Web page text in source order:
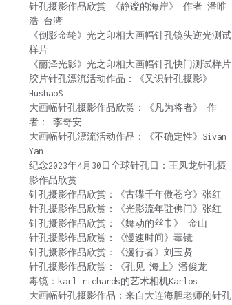
针孔摄影作品欣赏 《静谧的海岸》 作者 潘唯
浩 台湾
《倒影金轮》光之印相大画幅针孔镜头逆光测试
样片
《丽泽光影》光之印相大画幅针孔快门测试样片
胶片针孔漂流活动作品：《又识针孔摄影》
HushaoS
大画幅针孔摄影作品欣赏：《凡为将者》 作
者： 李奇安
大画幅针孔漂流活动作品：《不确定性》Sivan
Yan
纪念2023年4月30日全球针孔日：王凤龙针孔摄
影作品欣赏
针孔摄影作品欣赏：《古碟千年傲苍穹》张红
针孔摄影作品欣赏：《光影流年驻佛门》张红
针孔摄影作品欣赏：《舞动的丝巾》 金山
针孔摄影作品欣赏：《慢速时间》毒镜
针孔摄影作品欣赏：《漫行者》刘玉贤
针孔摄影作品欣赏：《孔见·海上》潘俊龙
毒镜：karl richards的艺术相机Karlos
大画幅针孔摄影作品：来自大连海胆老师的针孔